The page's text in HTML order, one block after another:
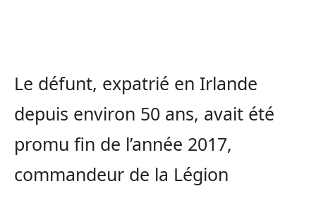
Le défunt, expatrié en Irlande
depuis environ 50 ans, avait été
promu fin de l’année 2017,
commandeur de la Légion